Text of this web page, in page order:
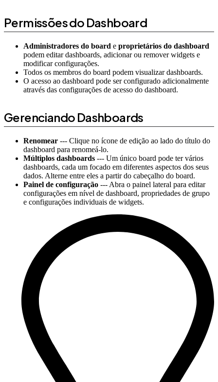
Permissões do Dashboard
Administradores do board e proprietários do dashboard
podem editar dashboards, adicionar ou remover widgets e
modificar configurações.
Todos os membros do board podem visualizar dashboards.
O acesso ao dashboard pode ser configurado adicionalmente
através das configurações de acesso do dashboard.
Gerenciando Dashboards
Renomear --- Clique no ícone de edição ao lado do título do
dashboard para renomeá-lo.
Múltiplos dashboards --- Um único board pode ter vários
dashboards, cada um focado em diferentes aspectos dos seus
dados. Alterne entre eles a partir do cabeçalho do board.
Painel de configuração --- Abra o painel lateral para editar
configurações em nível de dashboard, propriedades de grupo
e configurações individuais de widgets.